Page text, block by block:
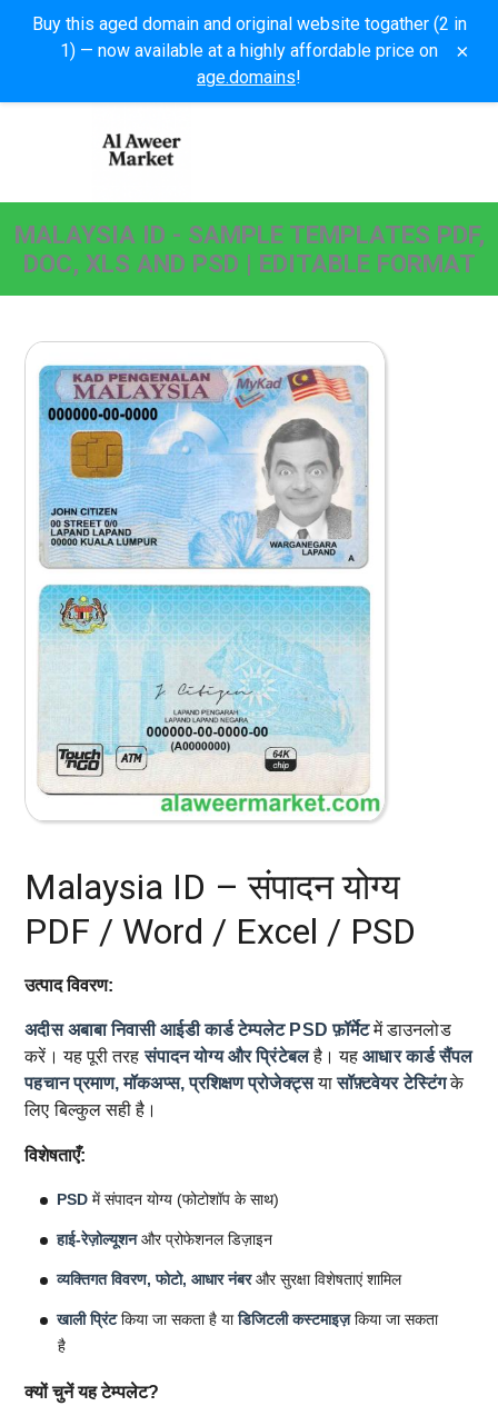
Buy this aged domain and original website togather (2 in
1) — now available at a highly affordable price on
age.domains!
×
MALAYSIA ID - SAMPLE TEMPLATES PDF,
DOC, XLS AND PSD | EDITABLE FORMAT
Malaysia ID – संपादन योग्य
PDF / Word / Excel / PSD
उत्पाद विवरण:
अदीस अबाबा निवासी आईडी कार्ड टेम्पलेट PSD फ़ॉर्मेटमें डाउनलोड
करें। यह पूरी तरहसंपादन योग्य और प्रिंटेबलहै। यहआधार कार्ड सैंपल
पहचान प्रमाण, मॉकअप्स, प्रशिक्षण प्रोजेक्ट्सयासॉफ़्टवेयर टेस्टिंगके
लिए बिल्कुल सही है।
विशेषताएँ:
PSD में संपादन योग्य (फोटोशॉप के साथ)
हाई-रेज़ोल्यूशनऔर प्रोफेशनल डिज़ाइन
व्यक्तिगत विवरण, फोटो, आधार नंबरऔर सुरक्षा विशेषताएं शामिल
खाली प्रिंटकिया जा सकता है याडिजिटली कस्टमाइज़किया जा सकता
है
क्यों चुनें यह टेम्पलेट?